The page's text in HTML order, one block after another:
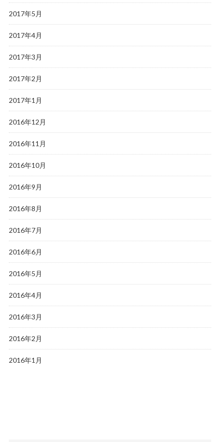
2017年5月
2017年4月
2017年3月
2017年2月
2017年1月
2016年12月
2016年11月
2016年10月
2016年9月
2016年8月
2016年7月
2016年6月
2016年5月
2016年4月
2016年3月
2016年2月
2016年1月